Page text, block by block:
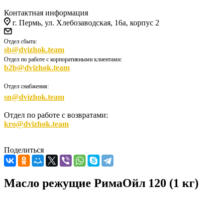
Контактная информация
г. Пермь, ул. Хлебозаводская, 16а, корпус 2
Отдел сбыта:
sb@dvizhok.team
Отдел по работе с корпоративными клиентами:
b2b@dvizhok.team
Отдел снабжения:
sn@dvizhok.team
Отдел по работе с возвратами:
kro@dvizhok.team
Поделиться
Масло режущие РимаОйл 120 (1 кг)